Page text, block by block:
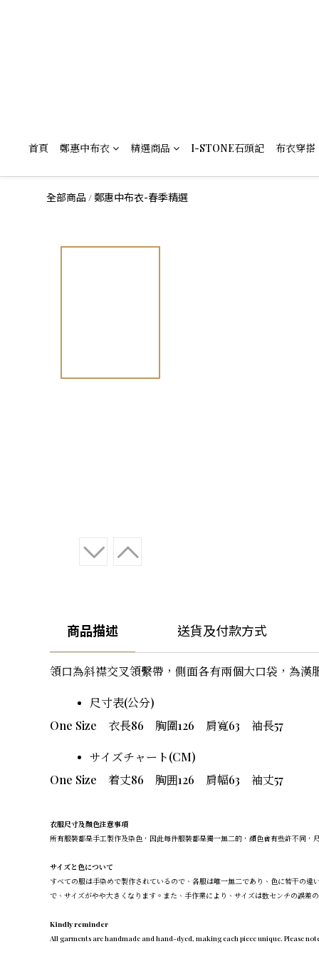
首頁 鄭惠中布衣 精選商品 I-STONE石頭記 布衣穿搭
全部商品 /鄭惠中布衣-春季精選
商品描述 送貨及付款方式
領口為斜襟交叉領繫帶，側面各有兩個大口袋，為漢
尺寸表(公分)
One Size 衣長86 胸圍126 肩寬63 袖長57
サイズチャート(CM)
One Size 着丈86 胸囲126 肩幅63 袖丈57
衣服尺寸及顏色注意事項
所有服裝都是手工製作及染色，因此每件服裝都是獨一無二的，顏色會有些許不同
サイズと色について
すべての服は手染めで製作されているので、各服は唯一無二であり、色に若干の
で、サイズがやや大きくなります。また、手作業により、サイズは数センチの誤差
Kindly reminder
All garments are handmade and hand-dyed, making each piece unique. Please